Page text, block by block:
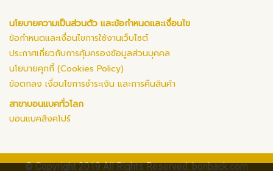
นโยบายความเป็นส่วนตัว และข้อกำหนดและเงื่อนไข
ข้อกำหนดและเงื่อนไขการใช้งานเว็บไซต์
ประกาศเกี่ยวกับการคุ้มครองข้อมูลส่วนบุคคล
นโยบายคุกกี้ (Cookies Policy)
ข้อตกลง เงื่อนไขการชำระเงิน และการคืนสินค้า
สาขาบอนแบคทั่วโลก
บอนแบคสิงคโปร์
© Copyright 2019 All Rights Reserved. bonback.com